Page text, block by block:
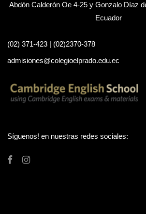
Abdón Calderón Oe 4-25 y Gonzalo Díaz
Ecuador
(02) 371-423 | (02)2370-378
admisiones@colegioelprado.edu.ec
Síguenos! en nuestras redes sociales: